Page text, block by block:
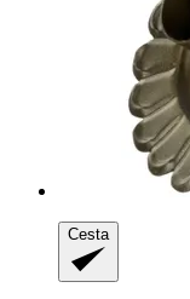
Cesta